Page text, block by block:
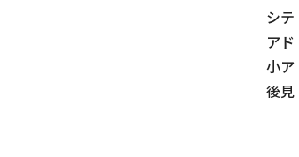
シ
ア
小
後